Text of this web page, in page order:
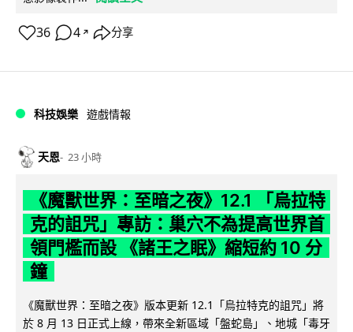
36 4 ↗ 分享
科技娛樂 遊戲情報
天恩 23 小時
《魔獸世界：至暗之夜》12.1 「烏拉特
克的詛咒」專訪：巢穴不為提高世界首
領門檻而設 《諸王之眠》縮短約 10 分
鐘
《魔獸世界：至暗之夜》版本更新 12.1「烏拉特克的詛咒」將
於 8 月 13 日正式上線，帶來全新區域「盤蛇島」、地城「毒牙